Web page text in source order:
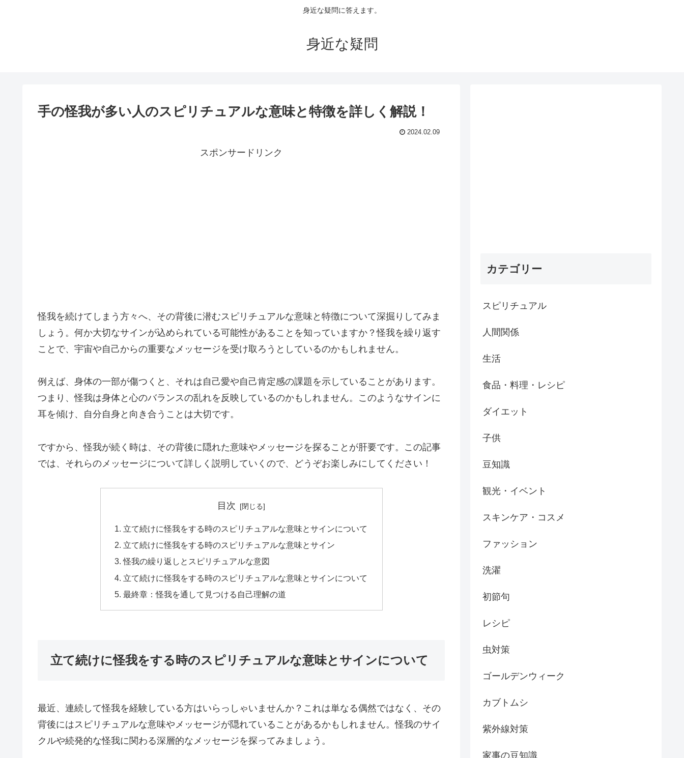
身近な疑問に答えます。
身近な疑問
手の怪我が多い人のスピリチュアルな意味と特徴を詳しく解説！
2024.02.09
スポンサードリンク
怪我を続けてしまう方々へ、その背後に潜むスピリチュアルな意味と特徴について深掘りしてみま
しょう。何か大切なサインが込められている可能性があることを知っていますか？怪我を繰り返す
ことで、宇宙や自己からの重要なメッセージを受け取ろうとしているのかもしれません。
例えば、身体の一部が傷つくと、それは自己愛や自己肯定感の課題を示していることがあります。
つまり、怪我は身体と心のバランスの乱れを反映しているのかもしれません。このようなサインに
耳を傾け、自分自身と向き合うことは大切です。
ですから、怪我が続く時は、その背後に隠れた意味やメッセージを探ることが肝要です。この記事
では、それらのメッセージについて詳しく説明していくので、どうぞお楽しみにしてください！
目次
立て続けに怪我をする時のスピリチュアルな意味とサインについて
立て続けに怪我をする時のスピリチュアルな意味とサイン
怪我の繰り返しとスピリチュアルな意図
立て続けに怪我をする時のスピリチュアルな意味とサインについて
最終章：怪我を通して見つける自己理解の道
立て続けに怪我をする時のスピリチュアルな意味とサインについて
最近、連続して怪我を経験している方はいらっしゃいませんか？これは単なる偶然ではなく、その
背後にはスピリチュアルな意味やメッセージが隠れていることがあるかもしれません。怪我のサイ
クルや続発的な怪我に関わる深層的なメッセージを探ってみましょう。
カテゴリー
スピリチュアル
人間関係
生活
食品・料理・レシピ
ダイエット
子供
豆知識
観光・イベント
スキンケア・コスメ
ファッション
洗濯
初節句
レシピ
虫対策
ゴールデンウィーク
カブトムシ
紫外線対策
家事の豆知識